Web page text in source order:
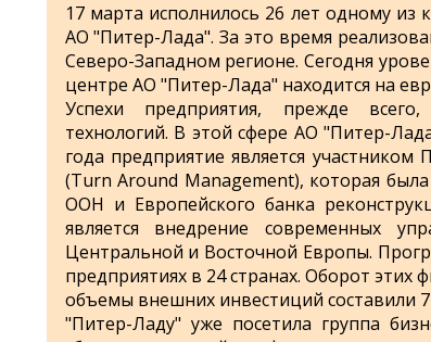
17 марта исполнилось 26 лет одному
АО "Питер-Лада". За это время
Северо-Западном регионе. Сегодня
центре АО "Питер-Лада" находится на
Успехи предприятия, прежде всего,
технологий. В этой сфере АО "Питер-
года предприятие является
(Turn Around Management), которая
ООН и Европейского банка
является внедрение современных
Центральной и Восточной Европы.
предприятиях в 24 странах. Оборот этих
объемы внешних инвестиций составили
"Питер-Ладу" уже посетила группа